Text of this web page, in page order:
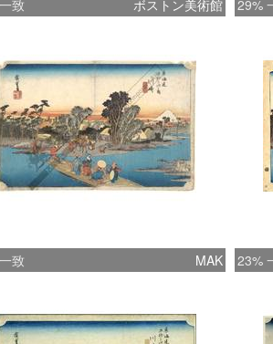
致 ボストン美術館 29%
致 MAK 23%